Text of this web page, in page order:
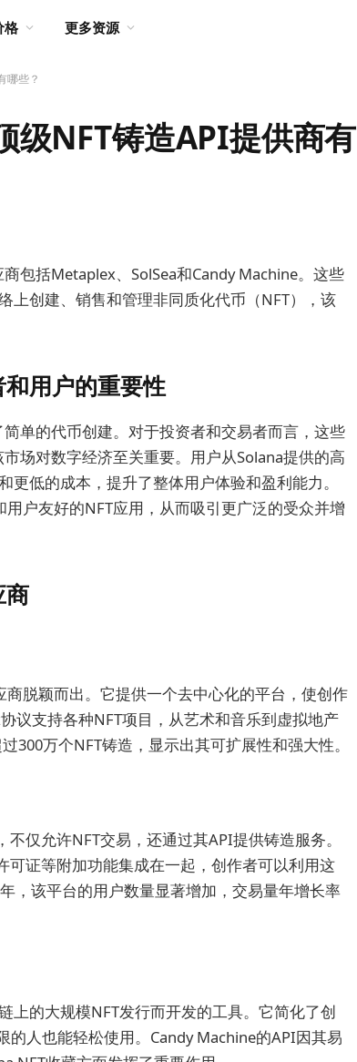
格 更多资源
哪些？
级NFT铸造API提供商有
包括Metaplex、SolSea和Candy Machine。这些
上创建、销售和管理非同质化代币（NFT），该
用户的重要性
单的代币创建。对于投资者和交易者而言，这些
场对数字经济至关重要。用户从Solana提供的高
低的成本，提升了整体用户体验和盈利能力。
户友好的NFT应用，从而吸引更广泛的受众并增
商
脱颖而出。它提供一个去中心化的平台，使创作
议支持各种NFT项目，从艺术和音乐到虚拟地产
300万个NFT铸造，显示出其可扩展性和强大性。
仅允许NFT交易，还通过其API提供铸造服务。
可证等附加功能集成在一起，创作者可以利用这
，该平台的用户数量显著增加，交易量年增长率
上的大规模NFT发行而开发的工具。它简化了创
人也能轻松使用。Candy Machine的API因其易